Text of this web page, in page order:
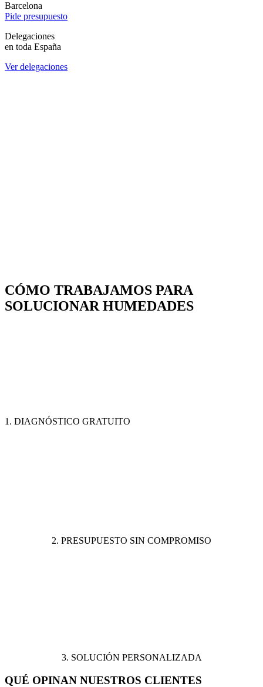
Barcelona
Pide presupuesto
Delegaciones
en toda España
Ver delegaciones
CÓMO TRABAJAMOS PARA
SOLUCIONAR HUMEDADES
1. DIAGNÓSTICO GRATUITO
2. PRESUPUESTO SIN COMPROMISO
3. SOLUCIÓN PERSONALIZADA
QUÉ OPINAN NUESTROS CLIENTES